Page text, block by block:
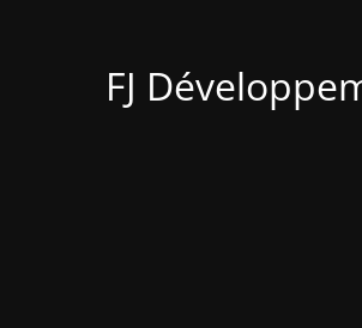
FJ